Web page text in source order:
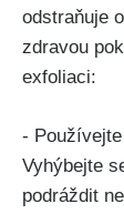
odstraňuje
zdravou
exfoliaci:
-⁢
Vyhýbejte
podráždit‍